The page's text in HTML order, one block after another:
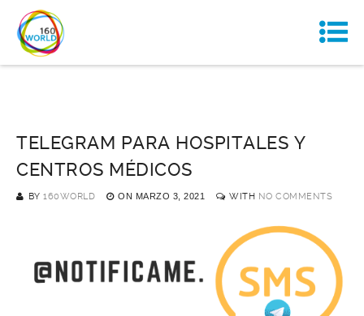
TELEGRAM PARA HOSPITALES Y
CENTROS MÉDICOS
BY 160WORLD ON MARZO 3, 2021 WITH NO COMMENTS